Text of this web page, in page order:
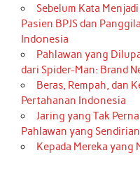
Sebelum Kata
Pasien BPJS dan
Indonesia
Pahlawan yang
dari Spider-Man: Brand
Beras, Rempah, dan
Pertahanan Indonesia
Jaring yang Tak
Pahlawan yang Sendirian
Kepada Mereka yang